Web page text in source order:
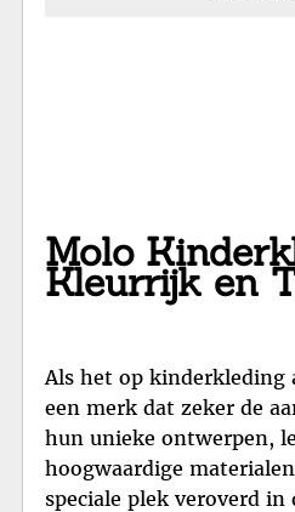
Molo
Kleurrijk en
Als het op kinderkleding
een merk dat zeker de
hun unieke ontwerpen,
hoogwaardige
speciale plek veroverd in